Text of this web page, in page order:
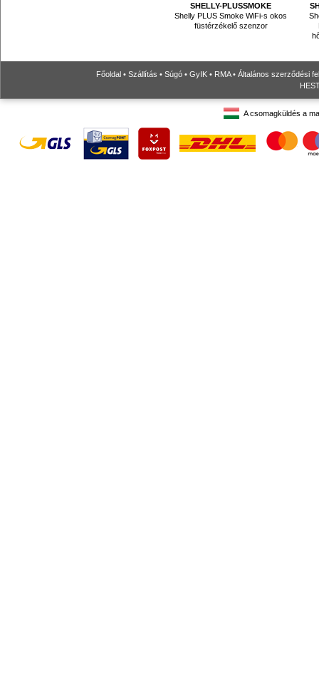
SHELLY-PLUSSMOKE
Shelly PLUS Smoke WiFi-s okos
füstérzékelő szenzor
Főoldal • Szállítás • Súgó • GyIK • RMA• Általános szerződési
A csomagküldés a